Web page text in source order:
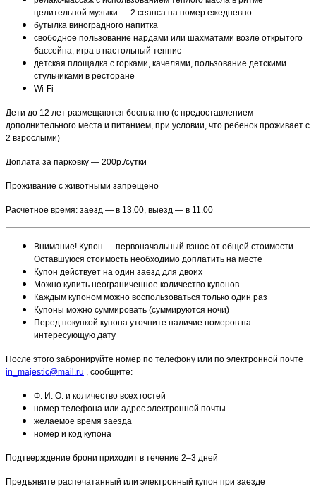
целительной музыки — 2 сеанса на номер ежедневно
бутылка виноградного напитка
свободное пользование нардами или шахматами возле открытого
бассейна, игра в настольный теннис
детская площадка с горками, качелями, пользование детскими
стульчиками в ресторане
Wi-Fi
Дети до 12 лет размещаются бесплатно (с предоставлением
дополнительного места и питанием, при условии, что ребенок проживает с
2 взрослыми)
Доплата за парковку — 200р./сутки
Проживание с животными запрещено
Расчетное время: заезд — в 13.00, выезд — в 11.00
Внимание! Купон — первоначальный взнос от общей стоимости.
Оставшуюся стоимость необходимо доплатить на месте
Купон действует на один заезд для двоих
Можно купить неограниченное количество купонов
Каждым купоном можно воспользоваться только один раз
Купоны можно суммировать (суммируются ночи)
Перед покупкой купона уточните наличие номеров на
интересующую дату
После этого забронируйте номер по телефону или по электронной почте
in_majestic@mail.ru , сообщите:
Ф. И. О. и количество всех гостей
номер телефона или адрес электронной почты
желаемое время заезда
номер и код купона
Подтверждение брони приходит в течение 2–3 дней
Предъявите распечатанный или электронный купон при заезде